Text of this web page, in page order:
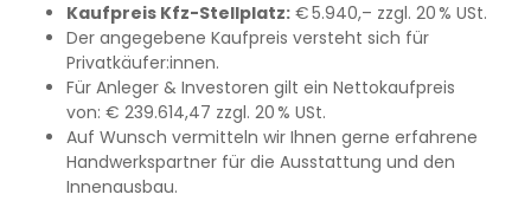
Kaufpreis Kfz-Stellplatz:€ 5.940,– zzgl. 20 % USt.
Der angegebene Kaufpreis versteht sich für
Privatkäufer:innen.
Für Anleger & Investoren gilt ein Nettokaufpreis
von: € 239.614,47 zzgl. 20 % USt.
Auf Wunsch vermitteln wir Ihnen gerne erfahrene
Handwerkspartner für die Ausstattung und den
Innenausbau.